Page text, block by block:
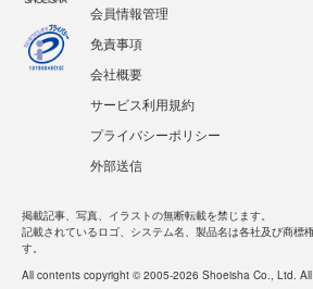
会員情報管理
免責事項
会社概要
サービス利用規約
プライバシーポリシー
外部送信
掲載記事、写真、イラストの無断転載を禁じます。
記載されているロゴ、システム名、製品名は各社及び商標
す。
All contents copyright © 2005-2026 Shoeisha Co., Ltd.